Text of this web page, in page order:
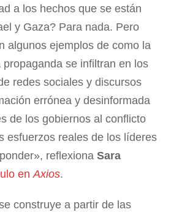
a los hechos que se están
y Gaza? Para nada. Pero
algunos ejemplos de como la
se infiltran en los
redes sociales y discursos
errónea y desinformada
de los gobiernos al conflicto
esfuerzos reales de los líderes
reflexiona Sara
enAxios.
construye a partir de las